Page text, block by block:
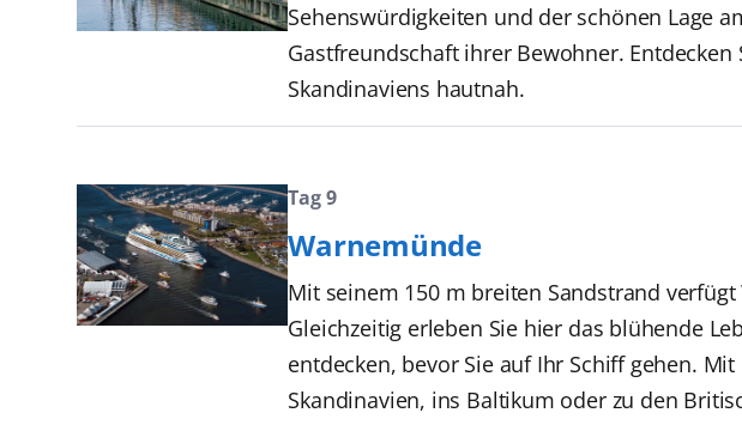
Sehenswürdigkeiten und der schönen Lage
Gastfreundschaft ihrer Bewohner.
Skandinaviens hautnah.
Tag 9
Warnemünde
Mit seinem 150 m breiten Sandstrand
Gleichzeitig erleben Sie hier das blühende
entdecken, bevor Sie auf Ihr Schiff gehen.
Skandinavien, ins Baltikum oder zu den